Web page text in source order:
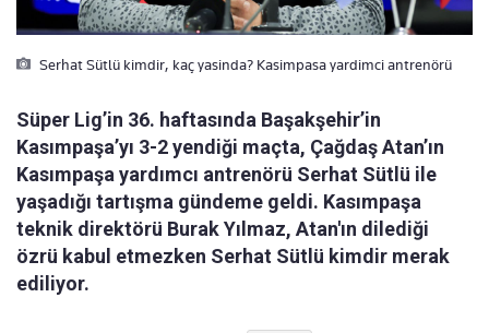
Serhat Sütlü kimdir, kaç yasinda? Kasimpasa yardimci antrenörü
Süper Lig’in 36. haftasında Başakşehir’in
Kasımpaşa’yı 3-2 yendiği maçta, Çağdaş Atan’ın
Kasımpaşa yardımcı antrenörü Serhat Sütlü ile
yaşadığı tartışma gündeme geldi. Kasımpaşa
teknik direktörü Burak Yılmaz, Atan'ın dilediği
özrü kabul etmezken Serhat Sütlü kimdir merak
ediliyor.